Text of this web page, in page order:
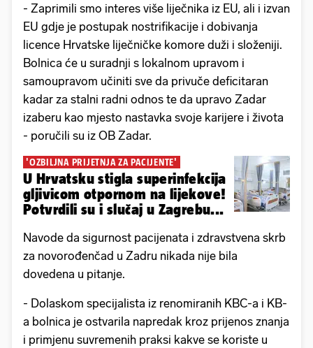
- Zaprimili smo interes više liječnika iz EU, ali i izvan
EU gdje je postupak nostrifikacije i dobivanja
licence Hrvatske liječničke komore duži i složeniji.
Bolnica će u suradnji s lokalnom upravom i
samoupravom učiniti sve da privuče deficitaran
kadar za stalni radni odnos te da upravo Zadar
izaberu kao mjesto nastavka svoje karijere i života
- poručili su iz OB Zadar.
'OZBILJNA PRIJETNJA ZA PACIJENTE'
U Hrvatsku stigla superinfekcija
gljivicom otpornom na lijekove!
Potvrdili su i slučaj u Zagrebu...
Navode da sigurnost pacijenata i zdravstvena skrb
za novorođenčad u Zadru nikada nije bila
dovedena u pitanje.
- Dolaskom specijalista iz renomiranih KBC-a i KB-
a bolnica je ostvarila napredak kroz prijenos znanja
i primjenu suvremenih praksi kakve se koriste u